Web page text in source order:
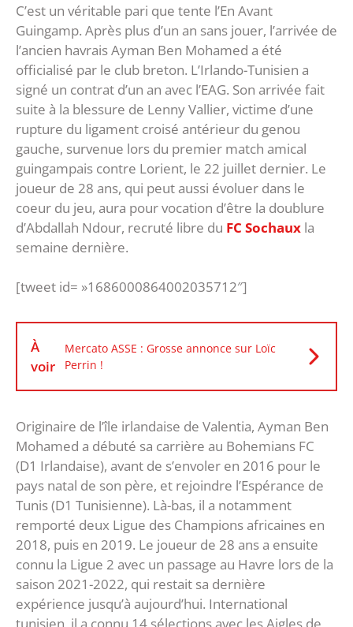
C’est un véritable pari que tente l’En Avant
Guingamp. Après plus d’un an sans jouer, l’arrivée de
l’ancien havrais Ayman Ben Mohamed a été
officialisé par le club breton. L’Irlando-Tunisien a
signé un contrat d’un an avec l’EAG. Son arrivée fait
suite à la blessure de Lenny Vallier, victime d’une
rupture du ligament croisé antérieur du genou
gauche, survenue lors du premier match amical
guingampais contre Lorient, le 22 juillet dernier. Le
joueur de 28 ans, qui peut aussi évoluer dans le
coeur du jeu, aura pour vocation d’être la doublure
d’Abdallah Ndour, recruté libre du FC Sochaux la
semaine dernière.
[tweet id= »1686000864002035712″]
À
voir
Mercato ASSE : Grosse annonce sur Loïc
Perrin !
Originaire de l’île irlandaise de Valentia, Ayman Ben
Mohamed a débuté sa carrière au Bohemians FC
(D1 Irlandaise), avant de s’envoler en 2016 pour le
pays natal de son père, et rejoindre l’Espérance de
Tunis (D1 Tunisienne). Là-bas, il a notamment
remporté deux Ligue des Champions africaines en
2018, puis en 2019. Le joueur de 28 ans a ensuite
connu la Ligue 2 avec un passage au Havre lors de la
saison 2021-2022, qui restait sa dernière
expérience jusqu’à aujourd’hui. International